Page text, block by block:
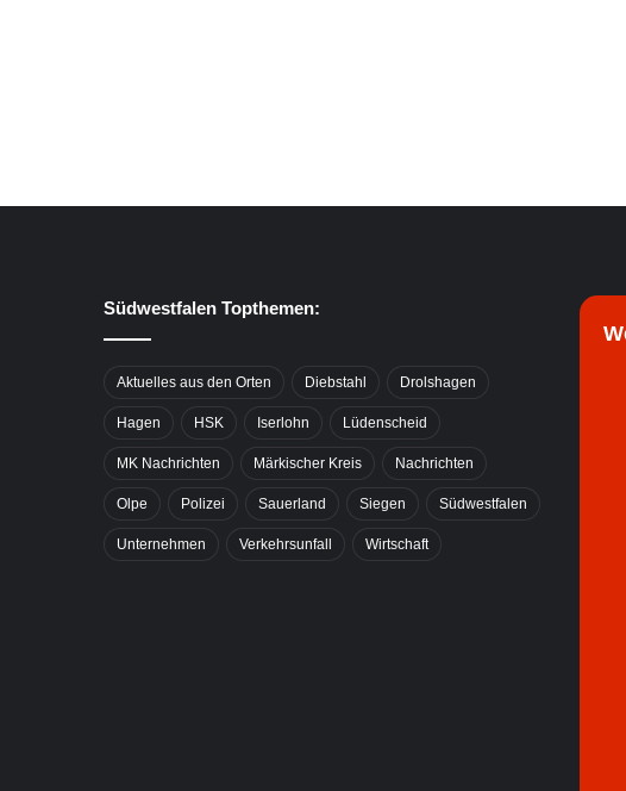
Südwestfalen Topthemen:
Aktuelles aus den Orten Diebstahl Drolshagen
Hagen HSK Iserlohn Lüdenscheid
MK Nachrichten Märkischer Kreis Nachrichten
Olpe Polizei Sauerland Siegen Südwestfalen
Unternehmen Verkehrsunfall Wirtschaft